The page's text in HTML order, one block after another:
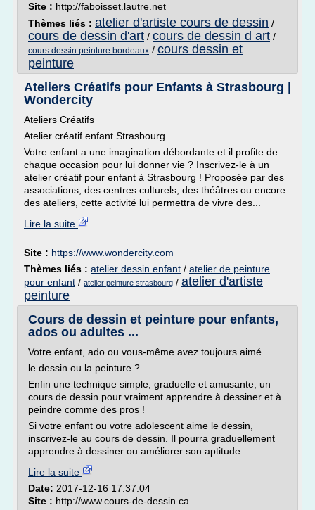
Site : http://faboisset.lautre.net
Thèmes liés : atelier d'artiste cours de dessin /
cours de dessin d'art / cours de dessin d art /
cours dessin peinture bordeaux / cours dessin et
peinture
Ateliers Créatifs pour Enfants à Strasbourg |
Wondercity
Ateliers Créatifs
Atelier créatif enfant Strasbourg
Votre enfant a une imagination débordante et il profite de
chaque occasion pour lui donner vie ? Inscrivez-le à un
atelier créatif pour enfant à Strasbourg ! Proposée par des
associations, des centres culturels, des théâtres ou encore
des ateliers, cette activité lui permettra de vivre des...
Lire la suite
Site : https://www.wondercity.com
Thèmes liés : atelier dessin enfant / atelier de peinture
pour enfant / atelier peinture strasbourg / atelier d'artiste
peinture
Cours de dessin et peinture pour enfants,
ados ou adultes ...
Votre enfant, ado ou vous-même avez toujours aimé
le dessin ou la peinture ?
Enfin une technique simple, graduelle et amusante; un
cours de dessin pour vraiment apprendre à dessiner et à
peindre comme des pros !
Si votre enfant ou votre adolescent aime le dessin,
inscrivez-le au cours de dessin. Il pourra graduellement
apprendre à dessiner ou améliorer son aptitude...
Lire la suite
Date: 2017-12-16 17:37:04
Site : http://www.cours-de-dessin.ca